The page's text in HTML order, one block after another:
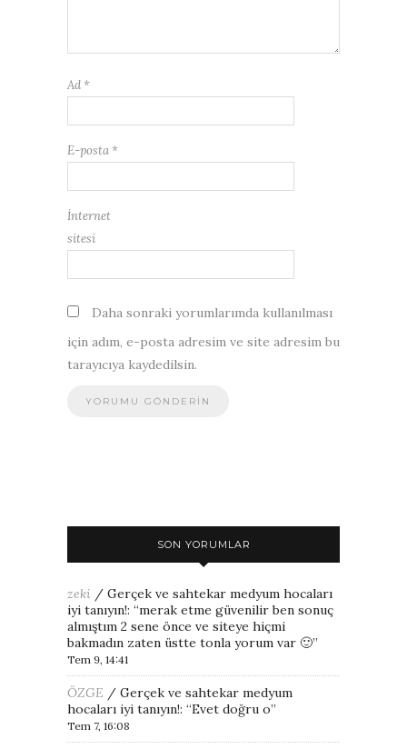
Ad *
E-posta *
İnternet
sitesi
Daha sonraki yorumlarımda kullanılması
için adım, e-posta adresim ve site adresim bu
tarayıcıya kaydedilsin.
SON YORUMLAR
zeki / Gerçek ve sahtekar medyum hocaları
iyi tanıyın!: “merak etme güvenilir ben sonuç
almıştım 2 sene önce ve siteye hiçmi
bakmadın zaten üstte tonla yorum var 🙂”
Tem 9, 14:41
ÖZGE / Gerçek ve sahtekar medyum
hocaları iyi tanıyın!: “Evet doğru o”
Tem 7, 16:08